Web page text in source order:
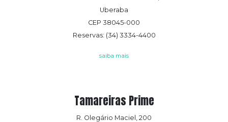
Uberaba
CEP 38045-000
Reservas: (34) 3334-4400
saiba mais
Tamareiras Prime
R. Olegário Maciel, 200